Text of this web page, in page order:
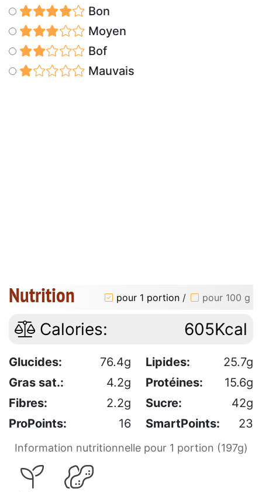
Bon
Moyen
Bof
Mauvais
Nutrition pour 1 portion / pour 100 g
Calories: 605Kcal
Glucides: 76.4g Lipides:
25.7g
Gras sat.:
4.2g Protéines:
15.6g
Fibres:
2.2g Sucre:
42g
ProPoints:
16 SmartPoints: 23
Information nutritionnelle pour 1 portion (197g)